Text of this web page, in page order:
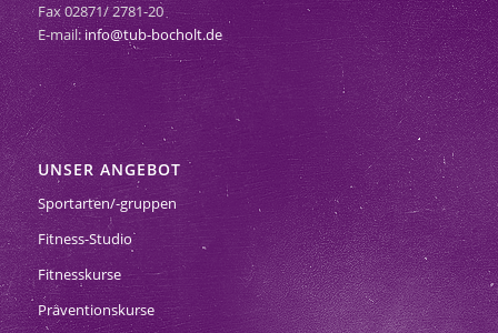
Fax 02871/ 2781-20
E-mail:info@tub-bocholt.de
UNSER ANGEBOT
Sportarten/-gruppen
Fitness-Studio
Fitnesskurse
Präventionskurse